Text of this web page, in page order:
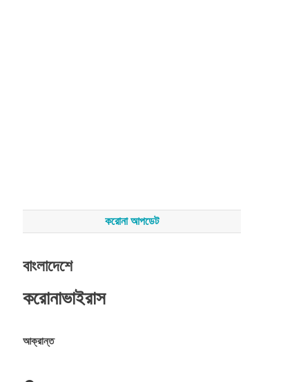
করোনা আপডেট
বাংলাদেশে
করোনাভাইরাস
আক্রান্ত